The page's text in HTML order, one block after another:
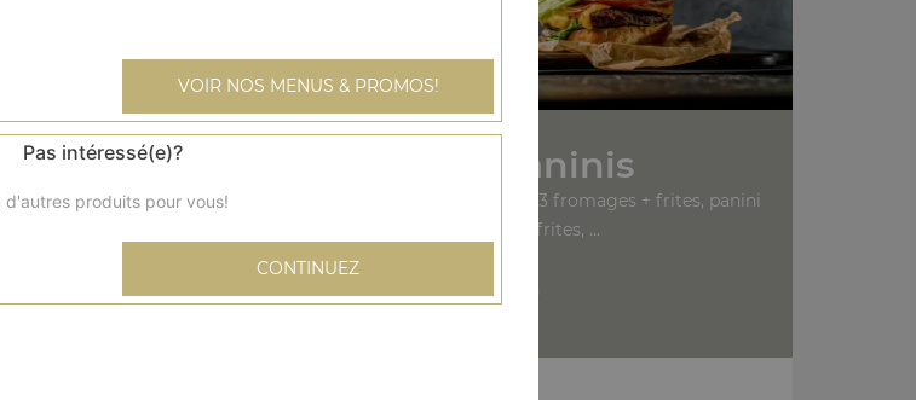
Nos Paninis
panini jambon + frites, panini 3 fromages + frites, panini
saumon + frites, ...
VOIR NOS MENUS & PROMOS!
Pas intéressé(e)?
produits pour vous!
CONTINUEZ